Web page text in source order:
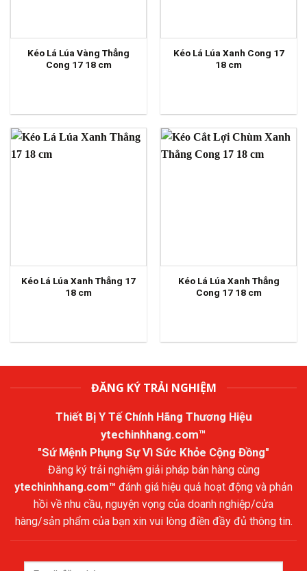
Kéo Lá Lúa Vàng Thẳng
Cong 17 18 cm
Kéo Lá Lúa Xanh Cong 17
18 cm
Kéo Lá Lúa Xanh Thẳng 17
18 cm
Kéo Lá Lúa Xanh Thẳng
Cong 17 18 cm
ĐĂNG KÝ TRẢI NGHIỆM
Thiết Bị Y Tế Chính Hãng Thương Hiệu
ytechinhhang.com™
"Sứ Mệnh Phụng Sự Vì Sức Khỏe Cộng Đồng"
Đăng ký trải nghiệm giải pháp bán hàng cùng
ytechinhhang.com™ đánh giá hiệu quả hoạt động và phản
hồi về nhu cầu, nguyện vọng của doanh nghiệp/cửa
hàng/sản phẩm của bạn xin vui lòng điền đầy đủ thông tin.